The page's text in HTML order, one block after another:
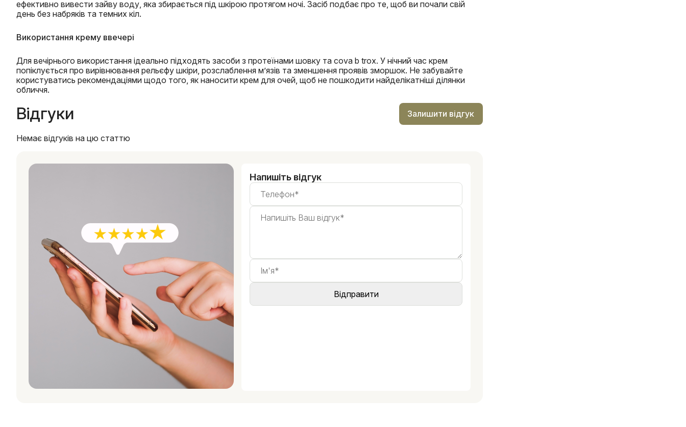
ефективно вивести зайву воду, яка збирається під шкірою протягом ночі. Засіб подбає про те, щоб ви почали свій
день без набряків та темних кіл.
Використання крему ввечері
Для вечірнього використання ідеально підходять засоби з протеїнами шовку та cova b trox. У нічний час крем
попіклується про вирівнювання рельєфу шкіри, розслаблення м’язів та зменшення проявів зморшок. Не забувайте
користуватись рекомендаціями щодо того, як наносити крем для очей, щоб не пошкодити найделікатніші ділянки
обличчя.
Відгуки Залишити відгук
Немає відгуків на цю статтю
Напишіть відгук